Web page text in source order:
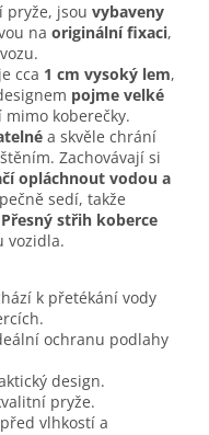
pryže, jsou vybaveny
na originální fixaci,
cca 1 cm vysoký lem,
pojme velké
koberečky.
a skvěle chrání
Zachovávají si
opláchnout vodou a
sedí, takže
Přesný střih koberce
vozidla.
k přetékání vody
ochranu podlahy
design.
pryže.
vlhkostí a